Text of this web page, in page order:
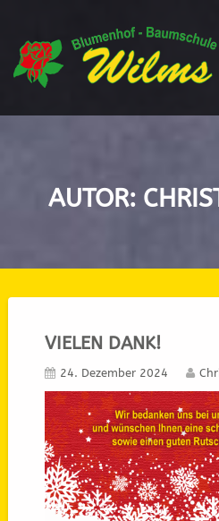
content
AUTOR:
VIELEN DANK!
24. Dezember 2024